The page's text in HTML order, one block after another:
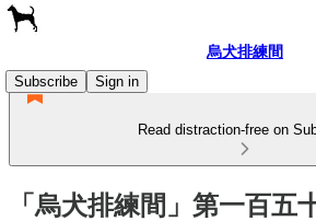
烏犬排練間
Subscribe
Sign in
Read distraction-free on
「烏犬排練間」第一百五